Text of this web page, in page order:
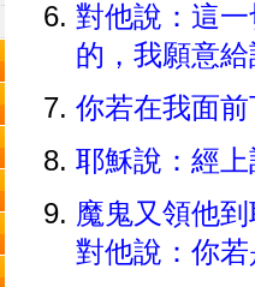
對他說：這
的，我願意
你若在我面
耶穌說：經
魔鬼又領他
對他說：你